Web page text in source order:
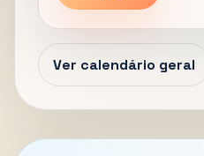
Ver calendário geral